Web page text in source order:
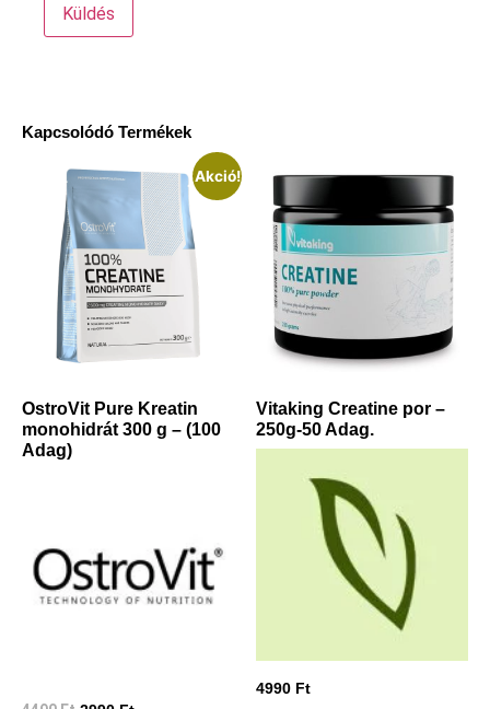
Kapcsolódó Termékek
Akció!
OstroVit Pure Kreatin
monohidrát 300 g – (100
Adag)
Vitaking Creatine por –
250g-50 Adag.
4990 Ft